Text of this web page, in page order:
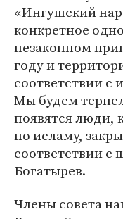
«Ингушский
конкретное
незаконном
году и
соответствии с
Мы будем
появятся люди,
по исламу,
соответствии с
Богатырев.
Члены совета